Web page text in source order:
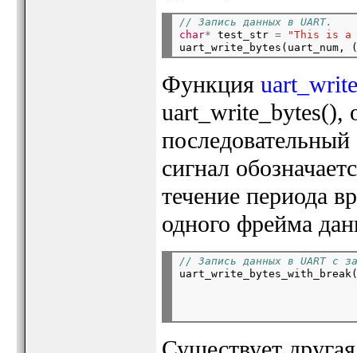
// Запись данных в UART.
char* test_str =
"This is
uart_write_bytes(uart_num, (
Функция
uart_write_bytes(),
сигнал
течение периода
одного фрейма
// Запись данных в UART с